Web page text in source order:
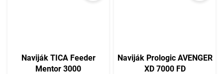
Naviják TICA Feeder
Mentor 3000
Naviják Prologic AVENGER
XD 7000 FD